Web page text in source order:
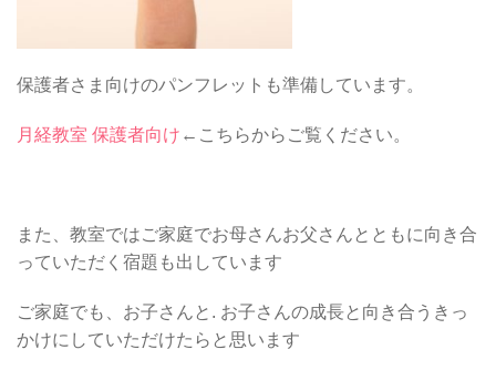
保護者さま向けのパンフレットも準備しています。
月経教室 保護者向け ←こちらからご覧ください。
また、教室ではご家庭でお母さんお父さんとともに向き合
っていただく宿題も出しています
ご家庭でも、お子さんと. お子さんの成長と向き合うきっ
かけにしていただけたらと思います